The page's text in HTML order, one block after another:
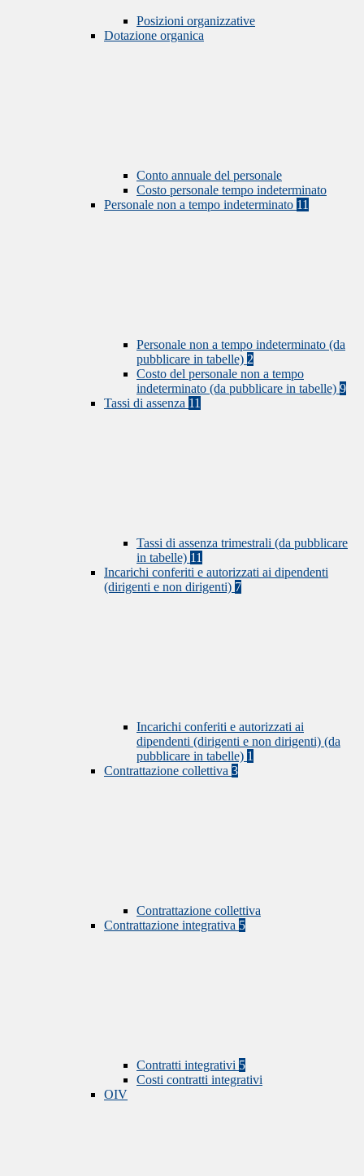
Posizioni organizzative
Dotazione organica
Conto annuale del personale
Costo personale tempo indeterminato
Personale non a tempo indeterminato 11
Personale non a tempo indeterminato (da
pubblicare in tabelle) 2
Costo del personale non a tempo
indeterminato (da pubblicare in tabelle) 9
Tassi di assenza 11
Tassi di assenza trimestrali (da pubblicare
in tabelle) 11
Incarichi conferiti e autorizzati ai dipendenti
(dirigenti e non dirigenti) 7
Incarichi conferiti e autorizzati ai
dipendenti (dirigenti e non dirigenti) (da
pubblicare in tabelle) 1
Contrattazione collettiva 3
Contrattazione collettiva
Contrattazione integrativa 5
Contratti integrativi 5
Costi contratti integrativi
OIV